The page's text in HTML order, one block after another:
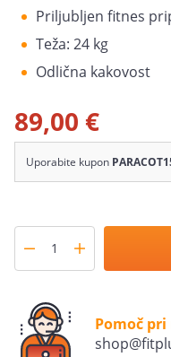
Priljubljen fitnes
Teža: 24 kg
Odlična kakovost
89,00 €
Uporabite kupon
Pomoč